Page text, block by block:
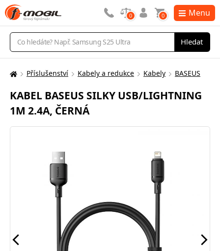
Vyhledávání
Hledat
0 0 Menu
Zde
nacházíte:
Příslušenství Kabely a redukce Kabely BASEUS
KABEL BASEUS SILKY USB/LIGHTNING
1M 2.4A, ČERNÁ